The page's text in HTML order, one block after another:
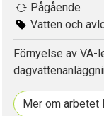
Pågående
Vatten och
Förnyelse av VA-
Mer om arbetet